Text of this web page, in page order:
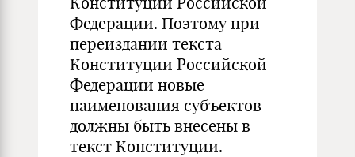
Федерации. Поэтому при
переиздании текста
Конституции Российской
Федерации новые
наименования субъектов
должны быть внесены в
текст Конституции.